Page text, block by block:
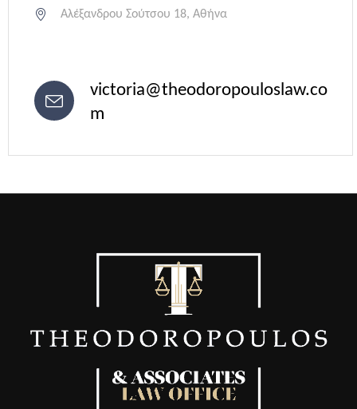
Αλέξανδρου Σούτσου 18, Αθήνα
victoria@theodoropouloslaw.co
m